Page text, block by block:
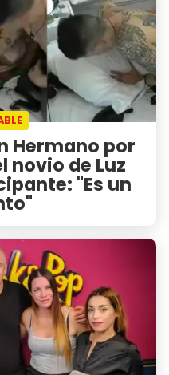
Hermano por
novio de Luz
"Es un